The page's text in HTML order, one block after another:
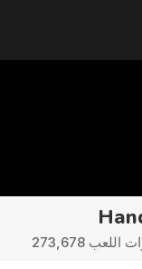
273,678